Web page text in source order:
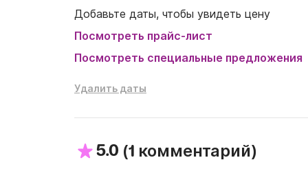
Добавьте даты, чтобы увидеть цену
Посмотреть прайс-лист
Посмотреть специальные предложения
Удалить даты
5.0 (1 комментарий)